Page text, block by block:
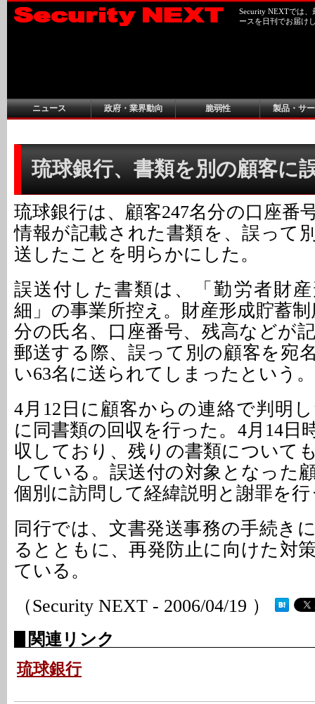
Security NEXTでは
ースを日刊でお届け
ニュース 政府・業界動向 脆弱性 製品・サ
琉球銀行、書類を別の顧客に
琉球銀行は、顧客247名分の口座番
情報が記載された書類を、誤って
送したことを明らかにした。
誤送付した書類は、「勤労者財
細」の事業所控え。財産形成貯蓄
分の氏名、口座番号、残高などが
郵送する際、誤って別の顧客を宛
い63名に送られてしまったという。
4月12日に顧客からの連絡で判明
に同書類の回収を行った。4月14日
収しており、残りの書類について
している。誤送付の対象となった
個別に訪問して経緯説明と謝罪を行
同行では、文書発送事務の手続き
るとともに、再発防止に向けた対
ている。
（Security NEXT - 2006/04/19 ）
関連リンク
琉球銀行